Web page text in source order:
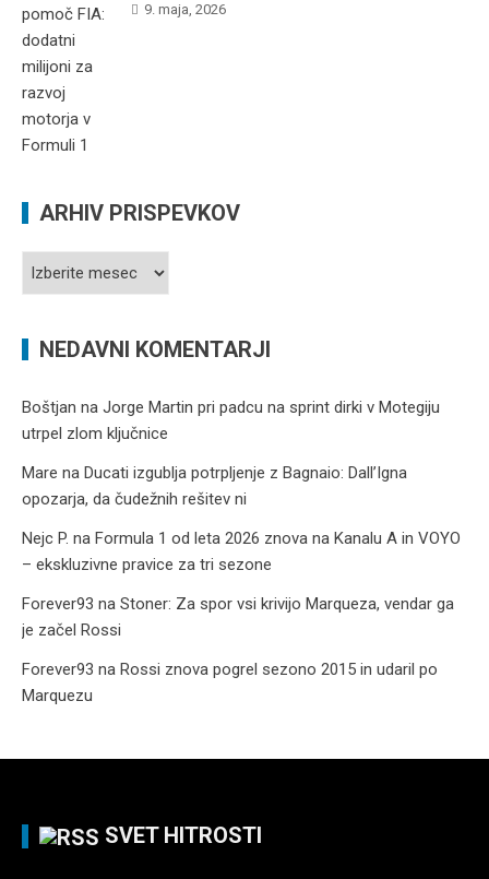
9. maja, 2026
ARHIV PRISPEVKOV
Arhiv
NEDAVNI KOMENTARJI
Boštjan na Jorge Martin pri padcu na sprint dirki v Motegiju
utrpel zlom ključnice
Mare na Ducati izgublja potrpljenje z Bagnaio: Dall’Igna
opozarja, da čudežnih rešitev ni
Nejc P. na Formula 1 od leta 2026 znova na Kanalu A in VOYO
– ekskluzivne pravice za tri sezone
Forever93 na Stoner: Za spor vsi krivijo Marqueza, vendar ga
je začel Rossi
Forever93 na Rossi znova pogrel sezono 2015 in udaril po
Marquezu
SVET HITROSTI